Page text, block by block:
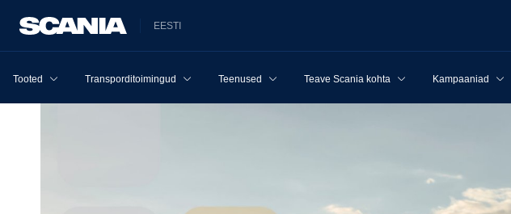
EESTI
Tooted Transporditoimingud Teenused Teave Scania kohta Kampaaniad